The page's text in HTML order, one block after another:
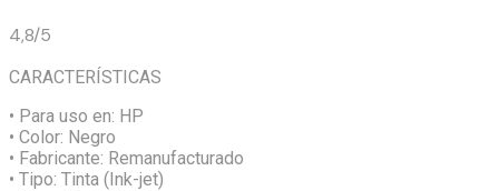
4,8/5
CARACTERÍSTICAS
• Para uso en: HP
• Color: Negro
• Fabricante: Remanufacturado
• Tipo: Tinta (Ink-jet)